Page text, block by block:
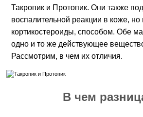
Такропик и Протопик. Они также
воспалительной реакции в коже,
кортикостероиды, способом. Обе
одно и то же действующее
Рассмотрим, в чем их отличия.
В чем